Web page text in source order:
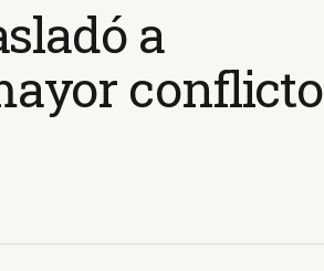
a
conflicto